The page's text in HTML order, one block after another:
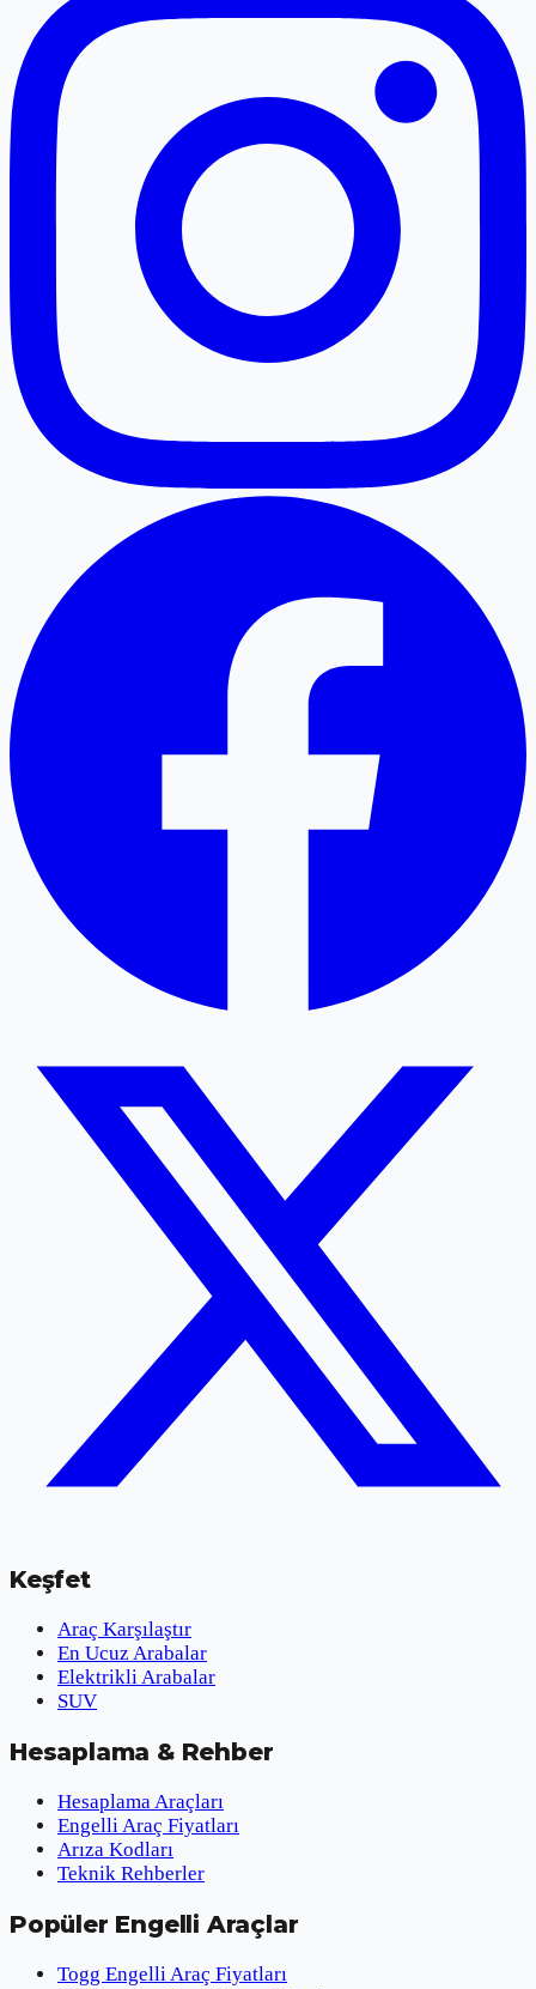
Keşfet
Araç Karşılaştır
En Ucuz Arabalar
Elektrikli Arabalar
SUV
Hesaplama & Rehber
Hesaplama Araçları
Engelli Araç Fiyatları
Arıza Kodları
Teknik Rehberler
Popüler Engelli Araçlar
Togg Engelli Araç Fiyatları